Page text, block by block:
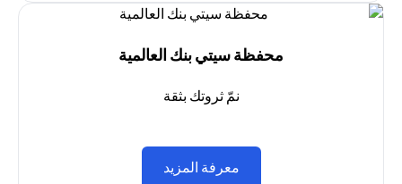
محفظة سيتي بنك العالمية
نمّ ثروتك بثقة
معرفة المزيد